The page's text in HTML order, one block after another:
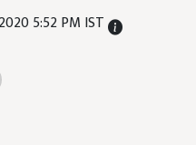
5:52 PM IST